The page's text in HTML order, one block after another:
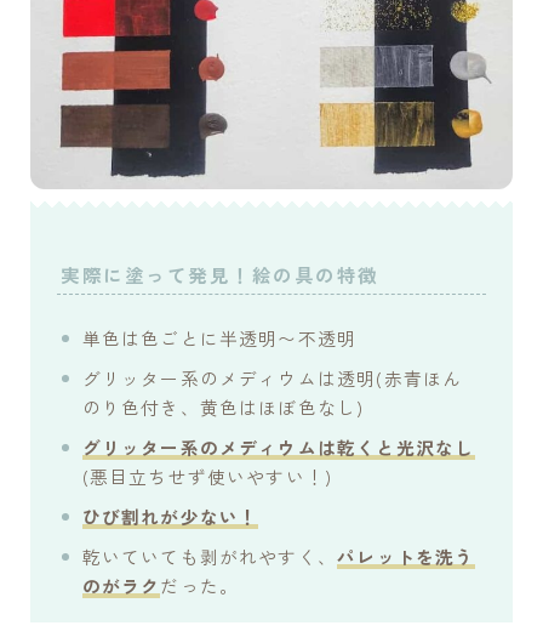
実際に塗って発見！絵の具の特徴
単色は色ごとに半透明〜不透明
グリッター系のメディウムは透明(赤青ほん
のり色付き、黄色はほぼ色なし)
グリッター系のメディウムは乾くと光沢なし
(悪目立ちせず使いやすい！)
ひび割れが少ない！
乾いていても剥がれやすく、パレットを洗う
のがラクだった。